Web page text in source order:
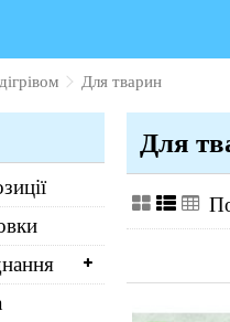
Для тварин
Для